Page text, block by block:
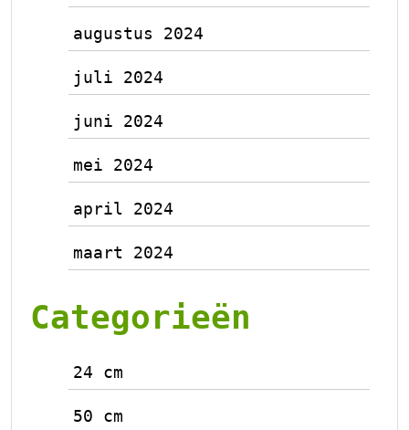
augustus 2024
juli 2024
juni 2024
mei 2024
april 2024
maart 2024
Categorieën
24 cm
50 cm